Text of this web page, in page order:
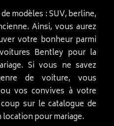
modèles : SUV, berline,
Ainsi, vous aurez
votre bonheur parmi
Bentley pour la
Si vous ne savez
de voiture, vous
vos convives à votre
sur le catalogue de
pour mariage.